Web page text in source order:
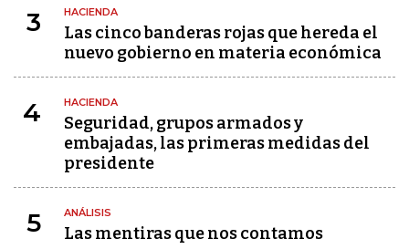
3 HACIENDA
Las cinco banderas rojas que hereda el
nuevo gobierno en materia económica
4 HACIENDA
Seguridad, grupos armados y
embajadas, las primeras medidas del
presidente
5 ANÁLISIS
Las mentiras que nos contamos